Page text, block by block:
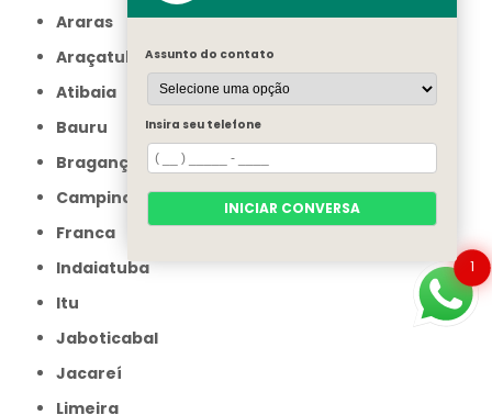
Araras
Araçatuba
Atibaia
Bauru
Bragança Paulista
Campinas
Franca
Indaiatuba
Itu
Jaboticabal
Jacareí
Limeira
1
Assunto do contato
Insira seu telefone
INICIAR CONVERSA